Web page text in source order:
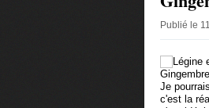
Publié le
Je
c'est la